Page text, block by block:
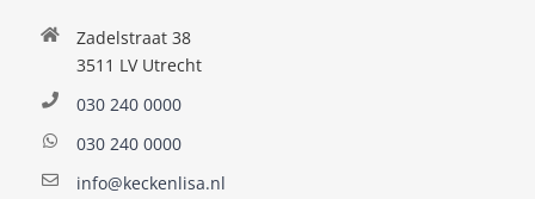
Zadelstraat 38
3511 LV Utrecht
030 240 0000
030 240 0000
info@keckenlisa.nl